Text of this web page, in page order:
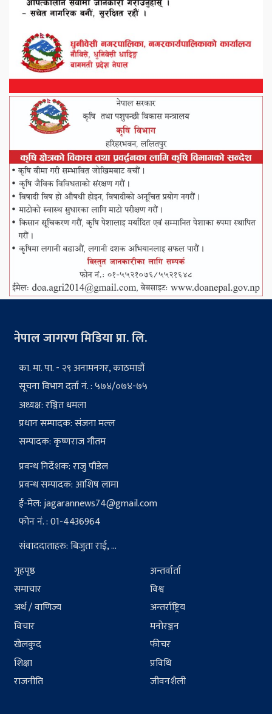
नेपाल जागरण मिडिया प्रा. लि.
का. मा. पा. - २९ अनामनगर, काठमाडौं
सूचना विभाग दर्ता नं. : ५७४/०७४-७५
अध्यक्ष: रञ्जित धमला
प्रधान सम्पादक: संजना मल्ल
सम्पादक: कृष्णराज गौतम
प्रवन्ध निर्देशक: राजु पौडेल
प्रवन्ध सम्पादक: आशिष लामा
ई-मेल:jagarannews74@gmail.com
फोन नं. : 01-4436964
संवाददाताहरु: बिजुता राई, ...
गृहपृष्ठ
समाचार
अर्थ / वाणिज्य
विचार
खेलकुद
शिक्षा
राजनीति
अन्तर्वार्ता
विश्व
अन्तर्राष्ट्रिय
मनोरञ्जन
फीचर
प्रविधि
जीवनशैली